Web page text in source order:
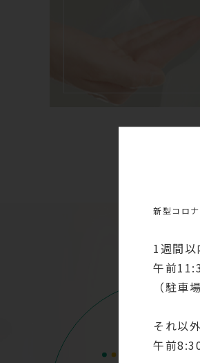
新型コロ
1週間
午前
（駐車
それ以
午前